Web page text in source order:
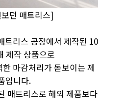
던 매트리스]
트리스 공장에서 제작된 10
제작 상품으로
마감처리가 돋보이는 제
입니다.
매트리스로 해외 제품보다